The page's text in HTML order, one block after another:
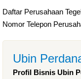
Daftar Perusahaan
Nomor Telepon
Ubin
Profil Bisnis Ubin